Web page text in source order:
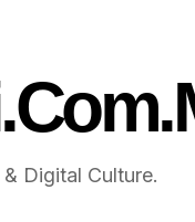
Digital Culture.